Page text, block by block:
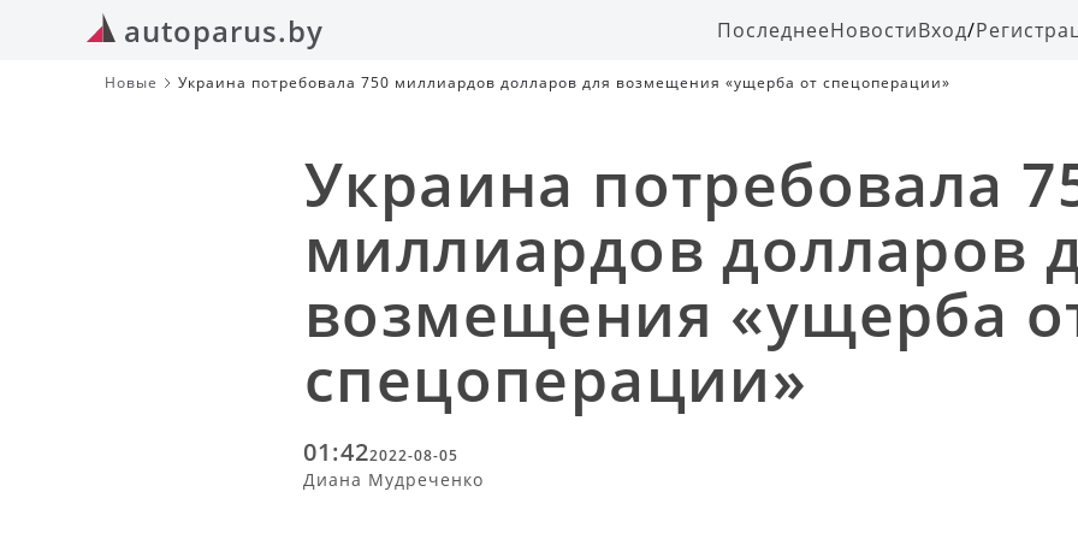
autoparus.by ПоследнееНовостиВход/
Новые Украина потребовала 750 миллиардов долларов для возмещения «ущерба от спецоперации»
Украина потребовала
миллиардов долларов
возмещения «ущерба
спецоперации»
01:422022-08-05
Диана Мудреченко